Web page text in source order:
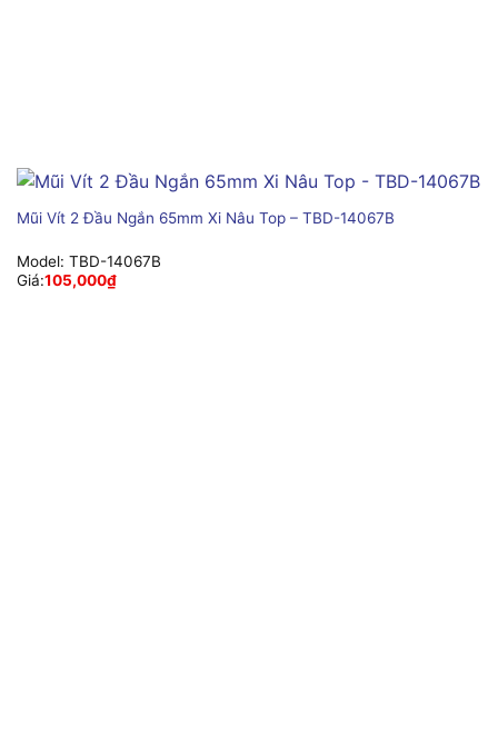
Mũi Vít 2 Đầu Ngắn 65mm Xi Nâu Top – TBD-14067B
Model: TBD-14067B
Giá:105,000₫